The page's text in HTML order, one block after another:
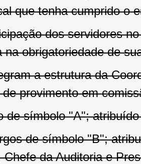
que tenha cumprido o
dos servidores
na obrigatoriedade de
a estrutura da
provimento em
de símbolo "A";
de símbolo "B";
Chefe da Auditoria e